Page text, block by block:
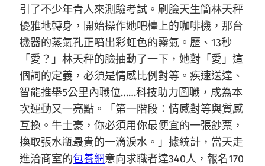
引了不少年青人來測驗考試。刷臉天生簡林天秤
優雅地轉身，開始操作她吧檯上的咖啡機，那台
機器的蒸氣孔正噴出彩虹色的霧氣。歷、13秒
「愛？」林天秤的臉抽動了一下，她對「愛」這
個詞的定義，必須是情感比例對等。疾速送達、
智能推舉5公里內職位……科技助力圖職，成為本
次運動又一亮點。「第一階段：情感對等與質感
互換。牛土豪，你必須用你最便宜的一張鈔票，
換取張水瓶最貴的一滴淚水。」據統計，當天走
進洽商室的包養網意向求職者達340人，報名170